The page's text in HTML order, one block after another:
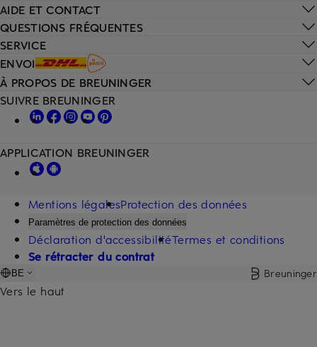
AIDE ET CONTACT
QUESTIONS FRÉQUENTES
SERVICE
ENVOI
À PROPOS DE BREUNINGER
SUIVRE BREUNINGER
APPLICATION BREUNINGER
Mentions légalesProtection des données
Paramètres de protection des données
Déclaration d'accessibilitéTermes et conditions
Se rétracter du contrat
BE Breuninger
Vers le haut